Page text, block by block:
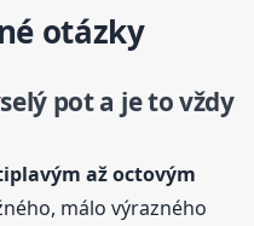
otázky
pot a je to vždy
až octovým
málo výrazného